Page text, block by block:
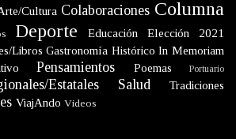
Cultura Colaboraciones Columna
Deporte Educación Elección 2021
Libros Gastronomía Histórico In Memoriam
Pensamientos Poemas Portuario
Estatales Salud Tradiciones
ViajAndo Videos